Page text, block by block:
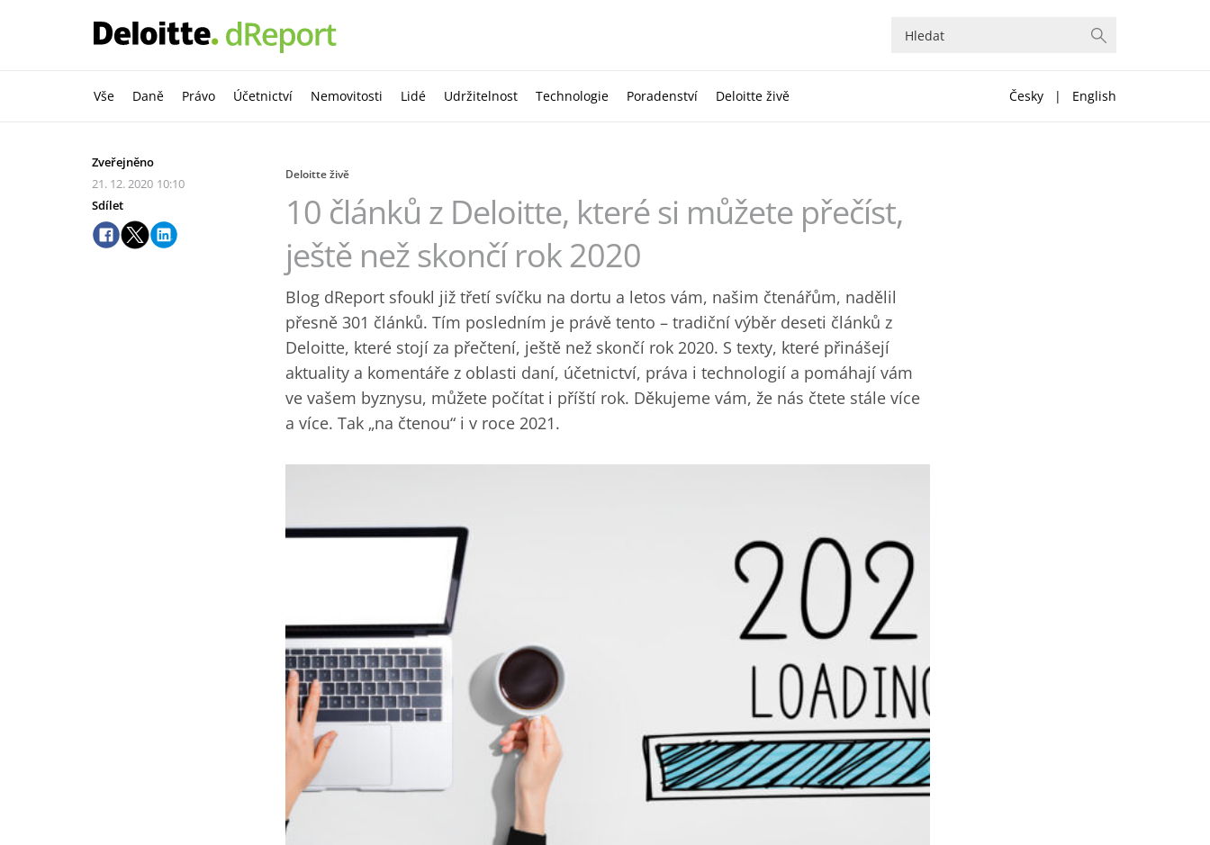
Vše Daně Právo Účetnictví Nemovitosti Lidé Udržitelnost Technologie Poradenství Deloitte živě Česky | English
Zveřejněno
21. 12. 2020 10:10
Sdílet
Deloitte živě
10 článků z Deloitte, které si můžete přečíst,
ještě než skončí rok 2020
Blog dReport sfoukl již třetí svíčku na dortu a letos vám, našim čtenářům, nadělil
přesně 301 článků. Tím posledním je právě tento – tradiční výběr deseti článků z
Deloitte, které stojí za přečtení, ještě než skončí rok 2020. S texty, které přinášejí
aktuality a komentáře z oblasti daní, účetnictví, práva i technologií a pomáhají vám
ve vašem byznysu, můžete počítat i příští rok. Děkujeme vám, že nás čtete stále více
a více. Tak „na čtenou“ i v roce 2021.